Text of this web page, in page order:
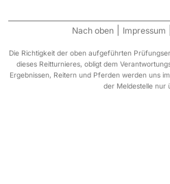
Nach oben Impressum
Die Richtigkeit der oben aufgeführten
dieses Reitturnieres, obligt dem
Ergebnissen, Reitern und Pferden werden uns
der Meldestelle nur